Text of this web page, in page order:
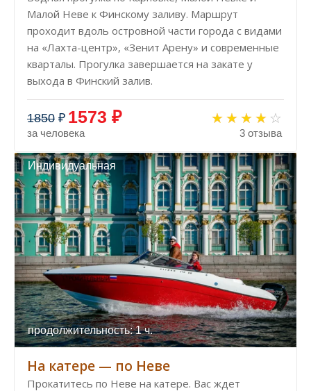
Малой Неве к Финскому заливу. Маршрут
проходит вдоль островной части города с видами
на «Лахта-центр», «Зенит Арену» и современные
кварталы. Прогулка завершается на закате у
выхода в Финский залив.
1850 ₽ 1573 ₽
за человека 3 отзыва
Индивидуальная
продолжительность: 1 ч.
На катере — по Неве
Прокатитесь по Неве на катере. Вас ждет